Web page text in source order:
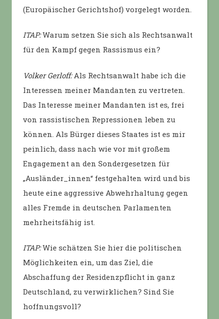
(Europäischer Gerichtshof) vorgelegt worden.
ITAP:Warum setzen Sie sich als Rechtsanwalt
für den Kampf gegen Rassismus ein?
Volker Gerloff:Als Rechtsanwalt habe ich die
Interessen meiner Mandanten zu vertreten.
Das Interesse meiner Mandanten ist es, frei
von rassistischen Repressionen leben zu
können. Als Bürger dieses Staates ist es mir
peinlich, dass nach wie vor mit großem
Engagement an den Sondergesetzen für
„Ausländer_innen“ festgehalten wird und bis
heute eine aggressive Abwehrhaltung gegen
alles Fremde in deutschen Parlamenten
mehrheitsfähig ist.
ITAP:Wie schätzen Sie hier die politischen
Möglichkeiten ein, um das Ziel, die
Abschaffung der Residenzpflicht in ganz
Deutschland, zu verwirklichen? Sind Sie
hoffnungsvoll?